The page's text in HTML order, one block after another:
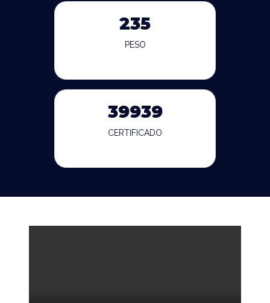
235
PESO
39939
CERTIFICADO